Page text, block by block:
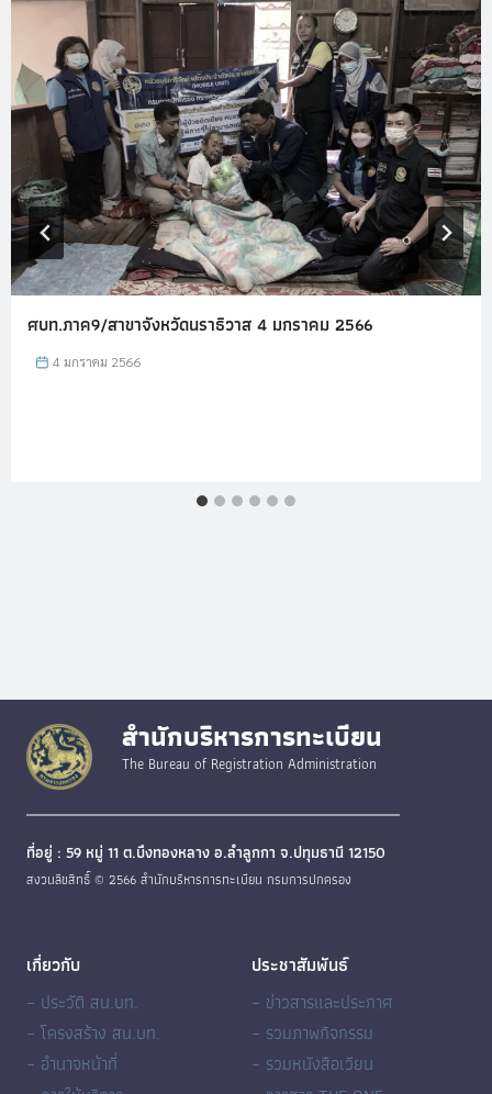
ศบท.ภาค9/สาขาจังหวัดนราธิวาส 4 มกราคม 2566
4 มกราคม 2566
สำนักบริหารการทะเบียน
The Bureau of Registration Administration
ที่อยู่ : 59 หมู่ 11 ต.บึงทองหลาง อ.ลำลูกกา จ.ปทุมธานี 12150
สงวนลิขสิทธิ์ © 2566 สำนักบริหารการทะเบียน กรมการปกครอง
เกี่ยวกับ
– ประวัติ สน.บท.
– โครงสร้าง สน.บท.
– อำนาจหน้าที่
ประชาสัมพันธ์
– ข่าวสารและประกาศ
– รวมภาพกิจกรรม
– รวมหนังสือเวียน